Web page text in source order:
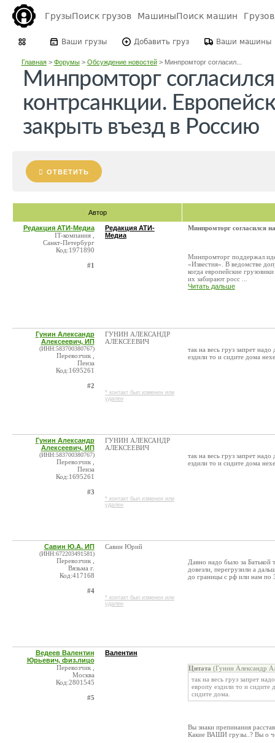
ГрузыПоиск грузов МашиныПоиск машин
Ваши грузы Добавить груз Ваши машины
Главная> Форумы> Обсуждение новостей> Минпромторг согласил...
Минпромторг
контрсанкции.
закрыть въезд в Россию
ОТВЕТИТЬ
Автор
Редакция АТИ-Медиа
IT-компания ,
Санкт-Петербург
Код:1971890
#1
Редакция АТИ-
Медиа
Минпромторг согласился
Минпромторг поддержал
«Известия». В ведомстве
когда европейские
их забирают росс ...
Читать дальше
Гунин Александр
Алексеевич, ИП
(ИНН:583700380767)
Перевозчик ,
Пенза
Код:1695261
#2
ГУНИН АЛЕКСАНДР
АЛЕКСЕЕВИЧ
* контакт был изменен или
удален
так на весь груз запрет
ездили то и сидите дома
Гунин Александр
Алексеевич, ИП
(ИНН:583700380767)
Перевозчик ,
Пенза
Код:1695261
#3
ГУНИН АЛЕКСАНДР
АЛЕКСЕЕВИЧ
* контакт был изменен или
удален
так на весь груз запрет
ездили то и сидите дома
Савин Ю.А. ИП
(ИНН:672203491581)
Перевозчик ,
Вязьма г.
Код:417168
#4
Савин Юрий
* контакт был изменен или
удален
Давно надо было за Батькой
довезли, перегрузили а
до границы с рф или нам по
Ведеев Валентин
Юрьевич, физ.лицо
Перевозчик ,
Москва
Код:2801545
#5
Валентин
Цитата (Гунин Александр
так на весь груз запрет
европу ездили то и сидите
сидите дома.
Вы знаки препинания
Какие ВАШИ грузы..? Вы о